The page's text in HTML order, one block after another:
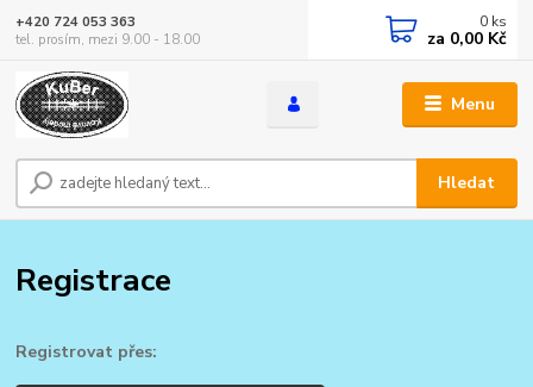
Menu
Hledat
+420 724 053 363
tel. prosím, mezi 9.00 - 18.00
0 ks
za 0,00 Kč
Registrace
Registrovat přes: